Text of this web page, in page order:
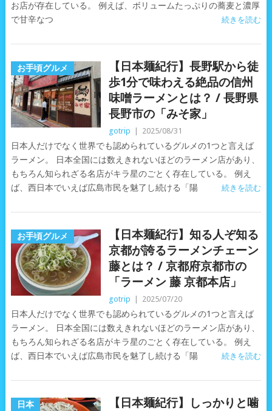
お店が存在している。 例えば、ボリュームたっぷりの蕎麦と濃厚
で甘辛なつ
続きを読む
お手頃グルメ
【日本麺紀行】長野駅から徒
歩1分で味わえる絶品の信州
味噌ラーメンとは？ / 長野県
長野市の「みそ家」
gotrip 2025/08/31
日本人だけでなく世界でも認められているグルメの1つと言えば
ラーメン。 日本全国には数えきれないほどのラーメン店があり、
もちろん知られざる名店がキラ星のごとく存在している。 例え
ば、西日本でいえば広島市民を魅了し続ける「陽
続きを読む
お手頃グルメ
【日本麺紀行】知る人ぞ知る
京都が誇るラーメンチェーン
藤とは？ / 京都府京都市の
「ラーメン 藤 京都本店」
gotrip 2025/07/20
日本人だけでなく世界でも認められているグルメの1つと言えば
ラーメン。 日本全国には数えきれないほどのラーメン店があり、
もちろん知られざる名店がキラ星のごとく存在している。 例え
ば、西日本でいえば広島市民を魅了し続ける「陽
続きを読む
日本
【日本麺紀行】しっかりと噛